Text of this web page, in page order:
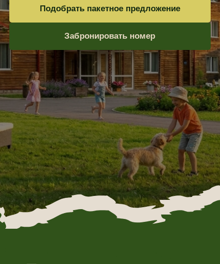
Где заканчивается
шум города